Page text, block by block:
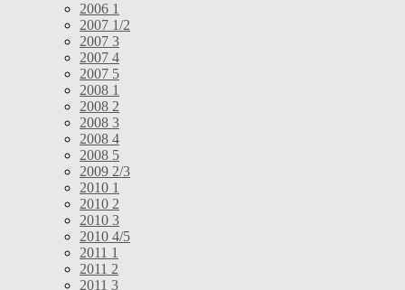
2006 1
2007 1/2
2007 3
2007 4
2007 5
2008 1
2008 2
2008 3
2008 4
2008 5
2009 2/3
2010 1
2010 2
2010 3
2010 4/5
2011 1
2011 2
2011 3